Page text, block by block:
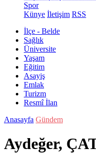
Spor
Künye İletişim RSS
İlçe - Belde
Sağlık
Üniversite
Yaşam
Eğitim
Asayiş
Emlak
Turizm
Resmî İlan
Anasayfa Gündem
Aydeğer,